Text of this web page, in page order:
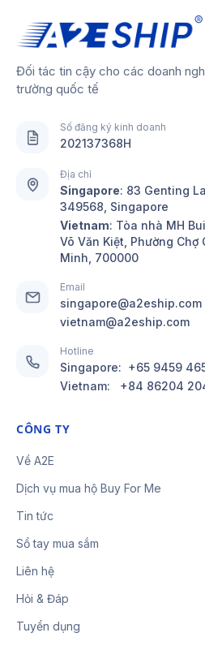
Đối tác tin cậy cho các doanh
trường quốc tế
Số đăng ký kinh doanh
202137368H
Địa chỉ
Singapore: 83 Genting
349568, Singapore
Vietnam: Tòa nhà MH
Võ Văn Kiệt, Phường Chợ
Minh, 700000
Email
singapore@a2eship.com
vietnam@a2eship.com
Hotline
Singapore: +65 9459
Vietnam: +84 86204
CÔNG TY
Về A2E
Dịch vụ mua hộ Buy For Me
Tin tức
Sổ tay mua sắm
Liên hệ
Hỏi & Đáp
Tuyển dụng